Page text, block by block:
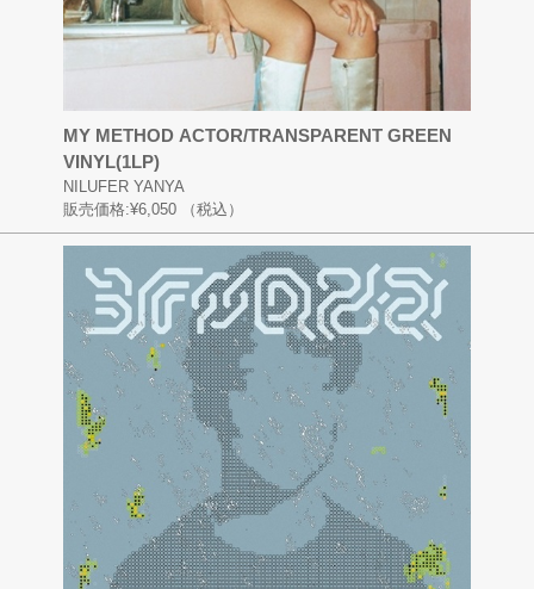
MY METHOD ACTOR/TRANSPARENT GREEN
VINYL(1LP)
NILUFER YANYA
販売価格:¥6,050 （税込）